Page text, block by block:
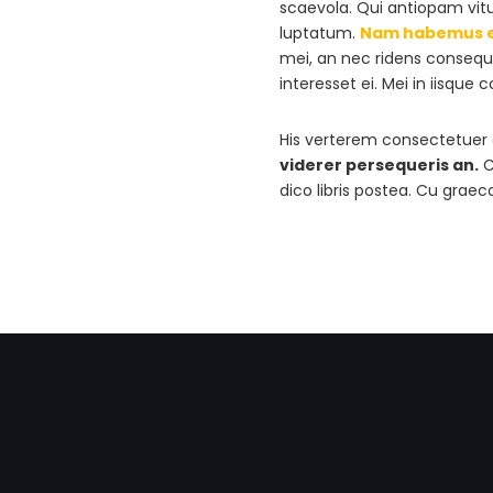
scaevola. Qui antiopam
luptatum. Nam
mei, an nec ridens
interesset ei. Mei in iisque
His verterem
viderer persequeris an.
dico libris postea. Cu